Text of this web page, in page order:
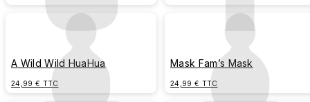
A Wild Wild HuaHua
24,99 € TTC
Mask Fam’s Mask
24,99 € TTC